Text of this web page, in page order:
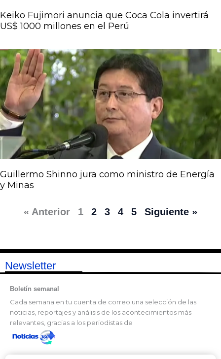
Keiko Fujimori anuncia que Coca Cola invertirá
US$ 1000 millones en el Perú
Guillermo Shinno jura como ministro de Energía
y Minas
« Anterior 1 2 3 4 5 Siguiente »
Newsletter
Boletín semanal
Cada semana en tu cuenta de correo una selección de las
noticias, reportajes y análisis de los acontecimientos más
relevantes, gracias a los periodistas de